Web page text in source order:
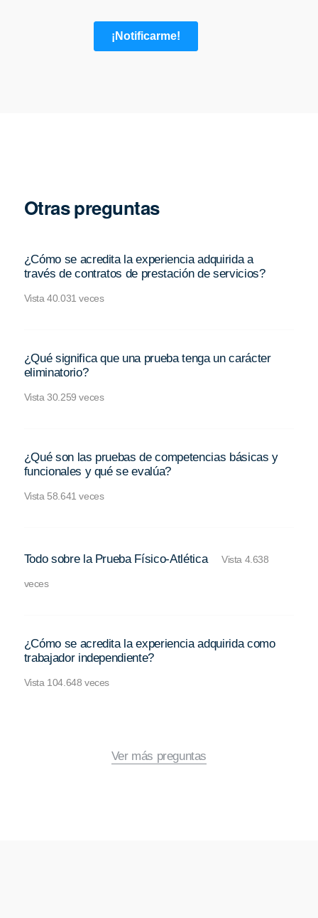
Otras preguntas
¿Cómo se acredita la experiencia adquirida a
través de contratos de prestación de servicios?
Vista 40.031 veces
¿Qué significa que una prueba tenga un carácter
eliminatorio?
Vista 30.259 veces
¿Qué son las pruebas de competencias básicas y
funcionales y qué se evalúa?
Vista 58.641 veces
Todo sobre la Prueba Físico-Atlética Vista 4.638
veces
¿Cómo se acredita la experiencia adquirida como
trabajador independiente?
Vista 104.648 veces
Ver más preguntas